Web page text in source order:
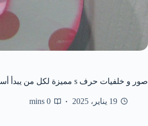
صور و خلفيات حرف s مميزة لكل من يبدأ أسمهم بحرف s
19 يناير، 2025 0 mins